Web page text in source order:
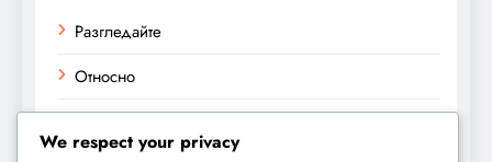
Разгледайте
Относно
We respect your privacy